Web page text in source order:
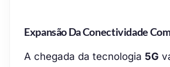
Expansão Da Conectividade
A chegada da tecnologia 5G